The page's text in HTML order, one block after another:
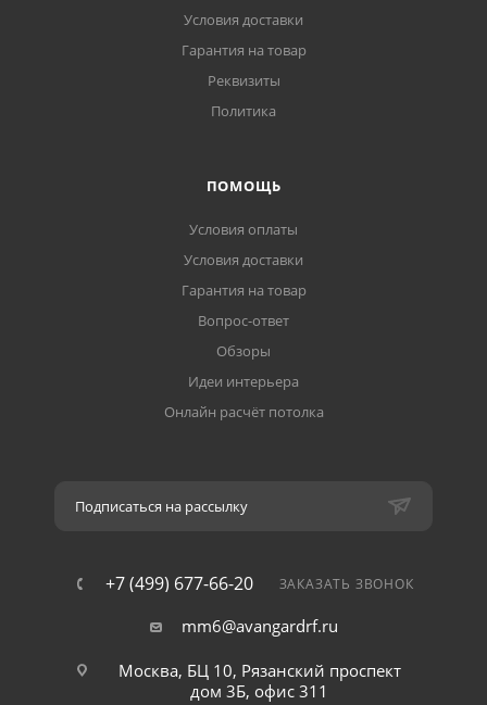
Условия доставки
Гарантия на товар
Реквизиты
Политика
ПОМОЩЬ
Условия оплаты
Условия доставки
Гарантия на товар
Вопрос-ответ
Обзоры
Идеи интерьера
Онлайн расчёт потолка
Подписаться на рассылку
+7 (499) 677-66-20 ЗАКАЗАТЬ ЗВОНОК
mm6@avangardrf.ru
Москва, БЦ 10, Рязанский проспект
дом 3Б, офис 311